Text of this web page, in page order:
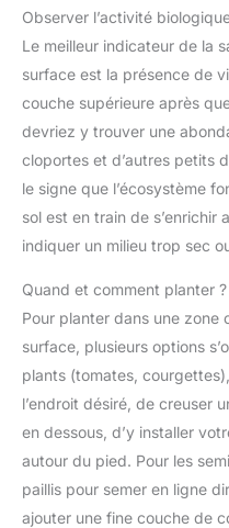
Observer l’activité
Le meilleur indicateur de la
surface est la présence de
couche supérieure après
devriez y trouver une
cloportes et d’autres petits
le signe que l’écosystème
sol est en train de s’enrichir
indiquer un milieu trop sec
Quand et comment planter ?
Pour planter dans une
surface, plusieurs options
plants (tomates,
l’endroit désiré, de creuser
en dessous, d’y installer
autour du pied. Pour les
paillis pour semer en ligne
ajouter une fine couche de